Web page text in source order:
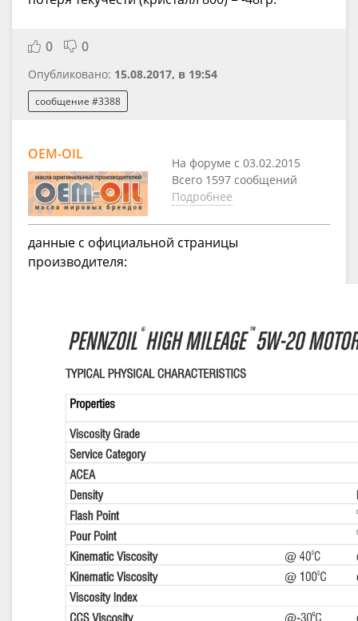
0 0
Опубликовано: 15.08.2017, в 19:54
сообщение #3388
OEM-OIL
На форуме с 03.02.2015
Всего 1597 сообщений
Подробнее
данные с официальной страницы
производителя: